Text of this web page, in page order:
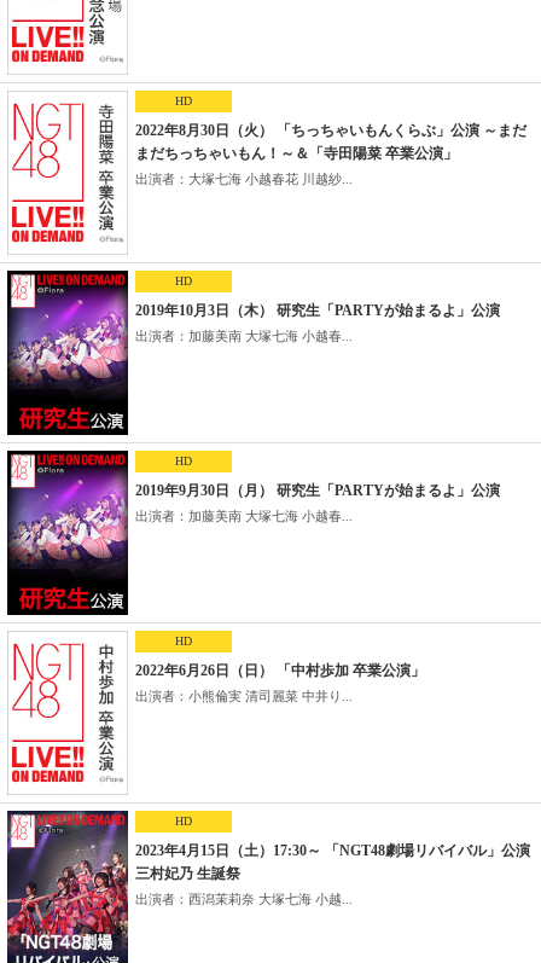
HD
2022年8月30日（火） 「ちっちゃいもんくらぶ」公演 ～まだ
まだちっちゃいもん！～＆「寺田陽菜 卒業公演」
出演者：大塚七海 小越春花 川越紗...
HD
2019年10月3日（木） 研究生「PARTYが始まるよ」公演
出演者：加藤美南 大塚七海 小越春...
HD
2019年9月30日（月） 研究生「PARTYが始まるよ」公演
出演者：加藤美南 大塚七海 小越春...
HD
2022年6月26日（日） 「中村歩加 卒業公演」
出演者：小熊倫実 清司麗菜 中井り...
HD
2023年4月15日（土）17:30～ 「NGT48劇場リバイバル」公演
三村妃乃 生誕祭
出演者：西潟茉莉奈 大塚七海 小越...